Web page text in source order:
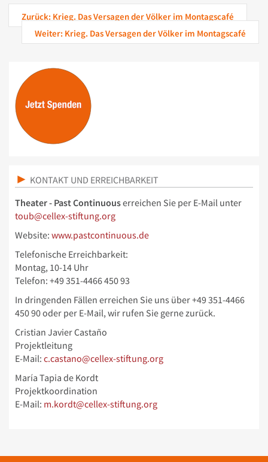
Zurück: Krieg. Das Versagen der Völker im Montagscafé
Weiter: Krieg. Das Versagen der Völker im Montagscafé
KONTAKT UND ERREICHBARKEIT
Theater - Past Continuouserreichen Sie per E-Mail unter
toub@cellex-stiftung.org
Website: www.pastcontinuous.de
Telefonische Erreichbarkeit:
Montag, 10-14 Uhr
Telefon: +49 351-4466 450 93
In dringenden Fällen erreichen Sie uns über+49 351-4466
450 90 oder per E-Mail, wir rufen Sie gerne zurück.
Cristian Javier Castaño
Projektleitung
E-Mail: c.castano@cellex-stiftung.org
María Tapia de Kordt
Projektkoordination
E-Mail: m.kordt@cellex-stiftung.org